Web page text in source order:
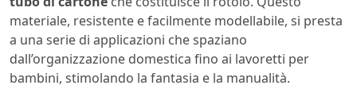
materiale, resistente e facilmente modellabile, si presta
a una serie di applicazioni che spaziano
dall’organizzazione domestica fino ai lavoretti per
bambini, stimolando la fantasia e la manualità.